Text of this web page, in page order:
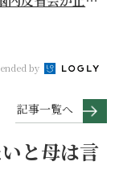
by
記事一覧へ
と母は言